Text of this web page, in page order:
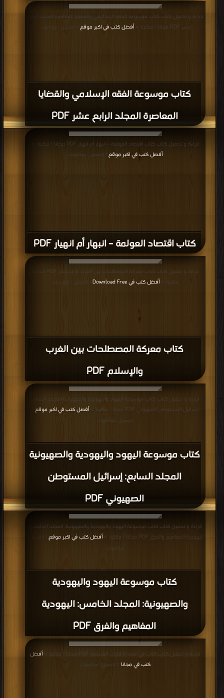
كتاب موسوعة الفقه الإسلامي والقضايا
المعاصرة المجلد الرابع عشر PDF
قراءة و تحميل كتاب كتاب موسوعة الفقه الإسلامي والقضايا المعاصرة المجلد الرابع
عشر PDF مجانا | مكتبة >
أفضل كتب في اكبر موقع | التحميل : مرة/مرات
كتاب اقتصاد العولمة – انبهار أم انهيار PDF
قراءة و تحميل كتاب كتاب اقتصاد العولمة – انبهار أم انهيار PDF مجانا | مكتبة >
أفضل كتب في اكبر موقع
| التحميل : مرة/مرات
كتاب معركة المصطلحات بين الغرب
والإسلام PDF
قراءة و تحميل كتاب كتاب معركة المصطلحات بين الغرب والإسلام PDF مجانا |
مكتبة >أفضل كتب في Download Free | التحميل : مرة/مرات
كتاب موسوعة اليهود واليهودية والصهيونية
المجلد السابع: إسرائيل المستوطن
الصهيوني PDF
قراءة و تحميل كتاب كتاب موسوعة اليهود واليهودية والصهيونية المجلد السابع:
إسرائيل المستوطن الصهيوني PDF مجانا | مكتبة >
أفضل كتب في اكبر موقع
التحميل : مرة/مرات
كتاب موسوعة اليهود واليهودية
والصهيونية: المجلد الخامس: اليهودية
المفاهيم والفرق PDF
قراءة و تحميل كتاب كتاب موسوعة اليهود واليهودية والصهيونية: المجلد الخامس:
اليهودية المفاهيم والفرق PDF مجانا | مكتبة >
أفضل كتب في اكبر موقع
| التحميل :
مرة/مرات
قراءة و تحميل كتاب كتاب في فقه الأقليات المسلمة PDF مجانا | مكتبة >
أفضل
كتب في مجانا | التحميل : مرة/مرات